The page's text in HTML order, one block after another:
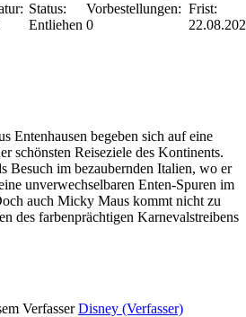
Status:
Entliehen
Vorbestellungen:
0
Frist:
Entenhausen begeben sich auf eine
schönsten Reiseziele des Kontinents.
Besuch im bezaubernden Italien, wo er
unverwechselbaren Enten-Spuren im
auch Micky Maus kommt nicht zu
des farbenprächtigen Karnevalstreibens
Verfasser Disney (Verfasser)